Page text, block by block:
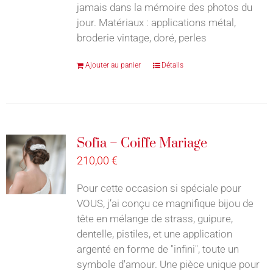
jamais dans la mémoire des photos du
jour. Matériaux : applications métal,
broderie vintage, doré, perles
Ajouter au panier Détails
Sofia – Coiffe Mariage
210,00 €
Pour cette occasion si spéciale pour
VOUS, j’ai conçu ce magnifique bijou de
tête en mélange de strass, guipure,
dentelle, pistiles, et une application
argenté en forme de "infini", toute un
symbole d'amour. Une pièce unique pour